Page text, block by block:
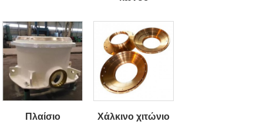
Πλαίσιο
Χάλκινο χιτώνιο